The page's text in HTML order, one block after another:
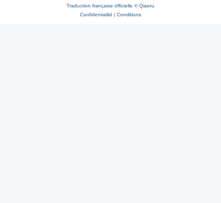
Traduction française officielle ©Qiaeru
Confidentialité | Conditions